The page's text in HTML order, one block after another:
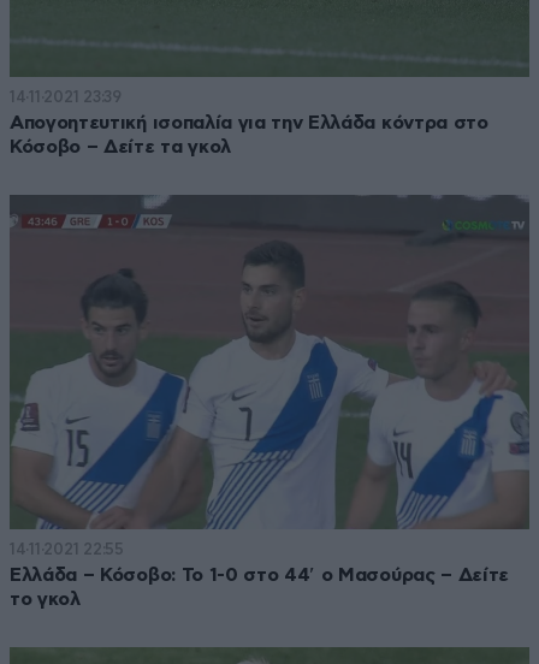
14·11·2021 23:39
Απογοητευτική ισοπαλία για την Ελλάδα κόντρα στο
Κόσοβο – Δείτε τα γκολ
14·11·2021 22:55
Ελλάδα – Κόσοβο: Το 1-0 στο 44′ ο Μασούρας – Δείτε
το γκολ